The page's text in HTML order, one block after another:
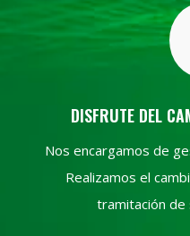
DISFRUTE DEL
Nos encargamos de
Realizamos el
tramitación de